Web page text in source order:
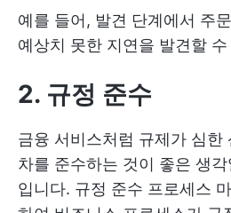
예를 들어, 발견 단계에서 주
예상치 못한 지연을 발견할
2. 규정 준수
금융 서비스처럼 규제가 심한
차를 준수하는 것이 좋은 생
입니다. 규정 준수 프로세스